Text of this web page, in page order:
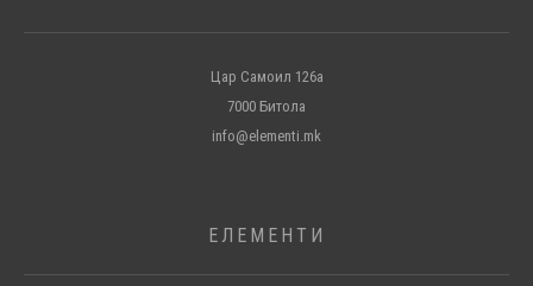
Цар Самоил 126а
7000 Битола
info@elementi.mk
ЕЛЕМЕНТИ